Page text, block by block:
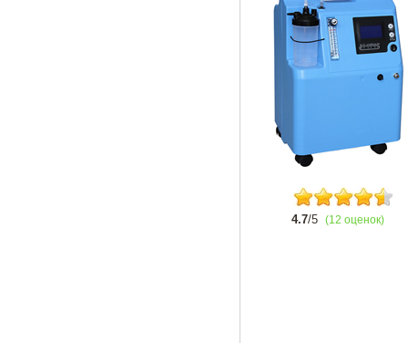
4.7/5 (12 оценок)